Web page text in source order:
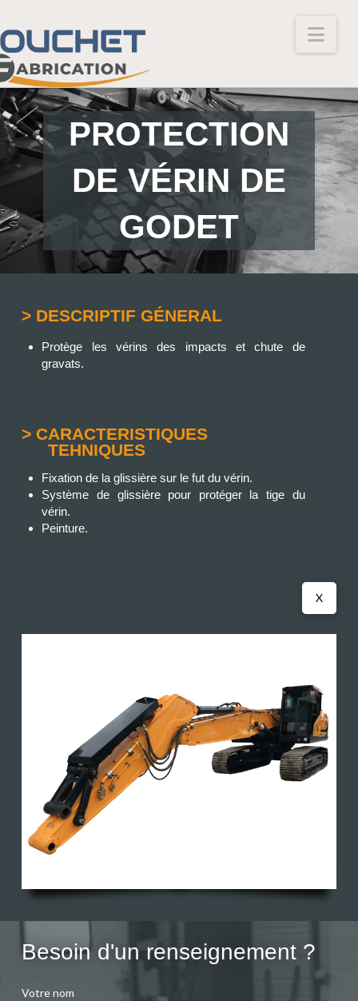
PROTECTION
DE VÉRIN DE
GODET
> DESCRIPTIF GÉNERAL
Protège les vérins des impacts et chute de
gravats.
> CARACTERISTIQUES
TEHNIQUES
Fixation de la glissière sur le fut du vérin.
Système de glissière pour protéger la tige du
vérin.
Peinture.
X
Besoin d'un renseignement ?
Votre nom